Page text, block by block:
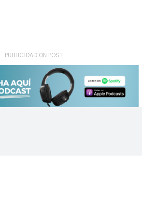
- PUBLICIDAD ON POST -